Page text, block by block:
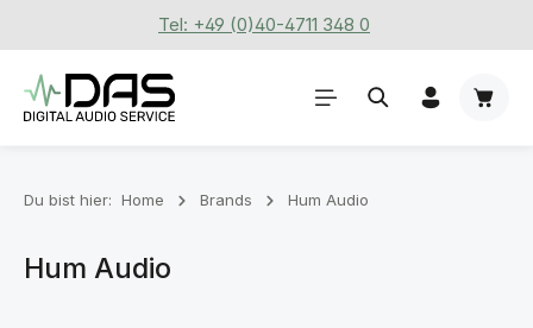
Zum Hauptinhalt springenTel: +49 (0)40-4711 348 0
Du bist hier: Home Brands Hum Audio
Hum Audio